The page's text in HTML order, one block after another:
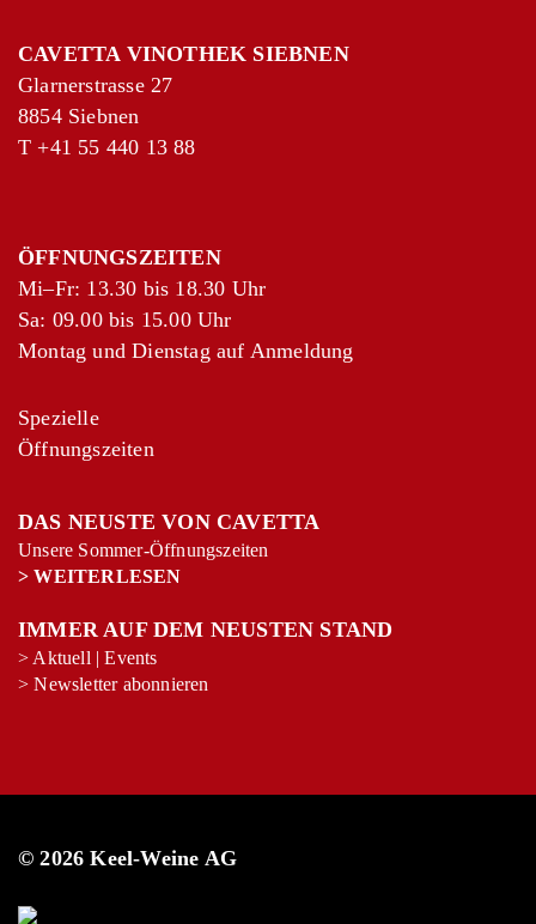
CAVETTA VINOTHEK SIEBNEN
Glarnerstrasse 27
8854 Siebnen
T +41 55 440 13 88
ÖFFNUNGSZEITEN
Mi–Fr: 13.30 bis 18.30 Uhr
Sa: 09.00 bis 15.00 Uhr
Montag und Dienstag auf Anmeldung
Spezielle
Öffnungszeiten
DAS NEUSTE VON CAVETTA
Unsere Sommer-Öffnungszeiten
>WEITERLESEN
IMMER AUF DEM NEUSTEN STAND
> Aktuell |Events
>Newsletter abonnieren
© 2026 Keel-Weine AG